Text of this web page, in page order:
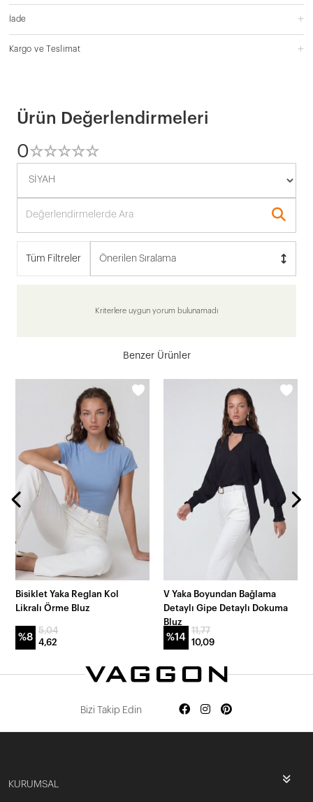
İade
Kargo ve Teslimat
Ürün Değerlendirmeleri
0☆☆☆☆☆
★★★★★
Tüm Filtreler Önerilen Sıralama
Kriterlere uygun yorum bulunamadı
Benzer Ürünler
Bisiklet Yaka Reglan Kol
Likralı Örme Bluz
%8
5,04
4,62
V Yaka Boyundan Bağlama
Detaylı Gipe Detaylı Dokuma
Bluz
%14
11,77
10,09
Bizi Takip Edin
KURUMSAL